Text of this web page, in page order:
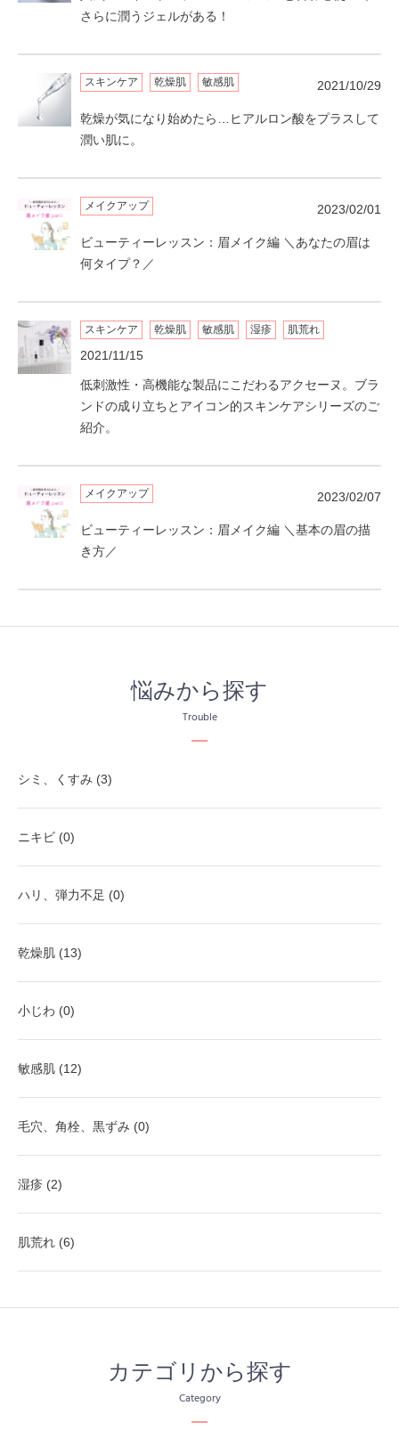
さらに潤うジェルがある！
スキンケア 乾燥肌 敏感肌 2021/10/29
乾燥が気になり始めたら…ヒアルロン酸をプラスして
潤い肌に。
メイクアップ 2023/02/01
ビューティーレッスン：眉メイク編 ＼あなたの眉は
何タイプ？／
スキンケア 乾燥肌 敏感肌 湿疹 肌荒れ
2021/11/15
低刺激性・高機能な製品にこだわるアクセーヌ。ブラ
ンドの成り立ちとアイコン的スキンケアシリーズのご
紹介。
メイクアップ 2023/02/07
ビューティーレッスン：眉メイク編 ＼基本の眉の描
き方／
悩みから探す
Trouble
シミ、くすみ (3)
ニキビ (0)
ハリ、弾力不足 (0)
乾燥肌 (13)
小じわ (0)
敏感肌 (12)
毛穴、角栓、黒ずみ (0)
湿疹 (2)
肌荒れ (6)
カテゴリから探す
Category